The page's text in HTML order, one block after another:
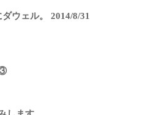
ウェル。 2014/8/31
③